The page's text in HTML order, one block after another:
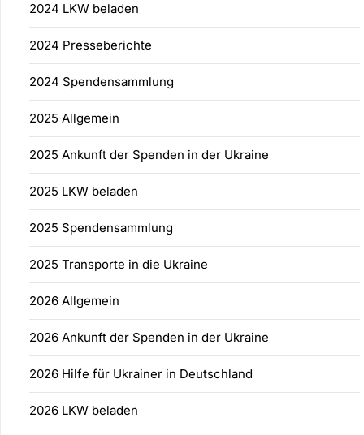
2024 LKW beladen
2024 Presseberichte
2024 Spendensammlung
2025 Allgemein
2025 Ankunft der Spenden in der Ukraine
2025 LKW beladen
2025 Spendensammlung
2025 Transporte in die Ukraine
2026 Allgemein
2026 Ankunft der Spenden in der Ukraine
2026 Hilfe für Ukrainer in Deutschland
2026 LKW beladen